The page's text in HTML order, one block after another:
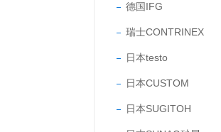
德国IFG
瑞士CONTRINEX
日本testo
日本CUSTOM
日本SUGITOH